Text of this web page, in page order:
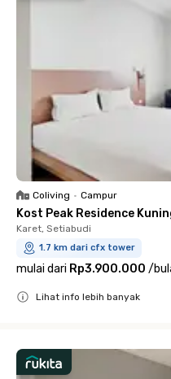
Coliving • Campur
Kost Peak Residence
Karet, Setiabudi
1.7 km dari cfx tower
mulai dari Rp3.900.000 /
Lihat info lebih banyak